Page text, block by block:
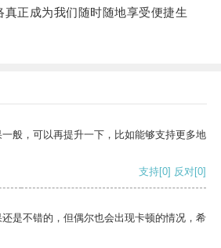
真正成为我们随时随地享受便捷生
般，可以再提升一下，比如能够支持更多地
支持[0] 反对[0]
是不错的，但偶尔也会出现卡顿的情况，希